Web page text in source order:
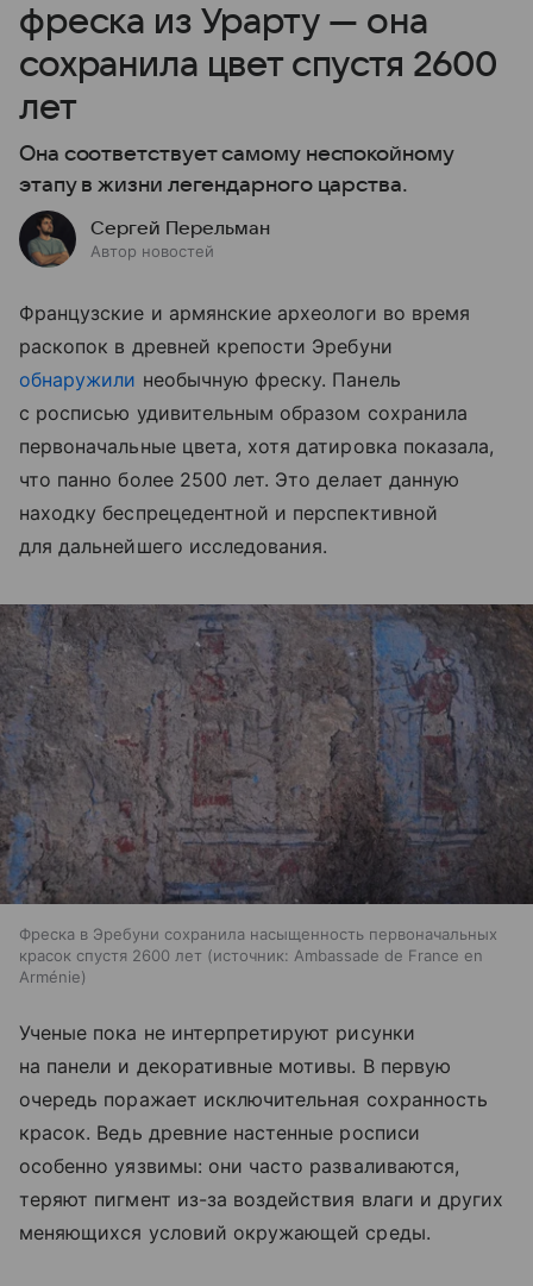
фреска из Урарту — она
сохранила цвет спустя 2600
лет
Она соответствует самому неспокойному
этапу в жизни легендарного царства.
Сергей Перельман
Автор новостей
Французские и армянские археологи во время
раскопок в древней крепости Эребуни
обнаружили необычную фреску. Панель
с росписью удивительным образом сохранила
первоначальные цвета, хотя датировка показала,
что панно более 2500 лет. Это делает данную
находку беспрецедентной и перспективной
для дальнейшего исследования.
Фреска в Эребуни сохранила насыщенность первоначальных
красок спустя 2600 лет
источник: Ambassade de France en
Arménie
Ученые пока не интерпретируют рисунки
на панели и декоративные мотивы. В первую
очередь поражает исключительная сохранность
красок. Ведь древние настенные росписи
особенно уязвимы: они часто разваливаются,
теряют пигмент из-за воздействия влаги и других
меняющихся условий окружающей среды.